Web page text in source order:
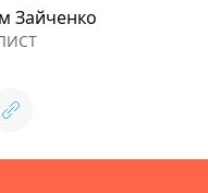
Зайченко